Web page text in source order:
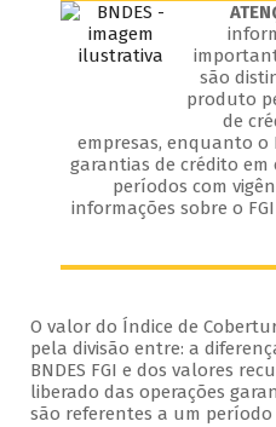
são
produto
de
empresas, enquanto o
garantias de crédito em
períodos com
informações sobre o
O valor do Índice de
pela divisão entre: a
BNDES FGI e dos valores
liberado das operações
são referentes a um